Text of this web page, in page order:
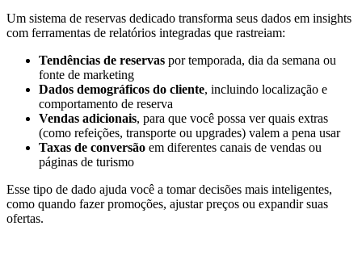
Um sistema de reservas dedicado transforma seus dados em insights
com ferramentas de relatórios integradas que rastreiam:
Tendências de reservas por temporada, dia da semana ou
fonte de marketing
Dados demográficos do cliente, incluindo localização e
comportamento de reserva
Vendas adicionais, para que você possa ver quais extras
(como refeições, transporte ou upgrades) valem a pena usar
Taxas de conversão em diferentes canais de vendas ou
páginas de turismo
Esse tipo de dado ajuda você a tomar decisões mais inteligentes,
como quando fazer promoções, ajustar preços ou expandir suas
ofertas.